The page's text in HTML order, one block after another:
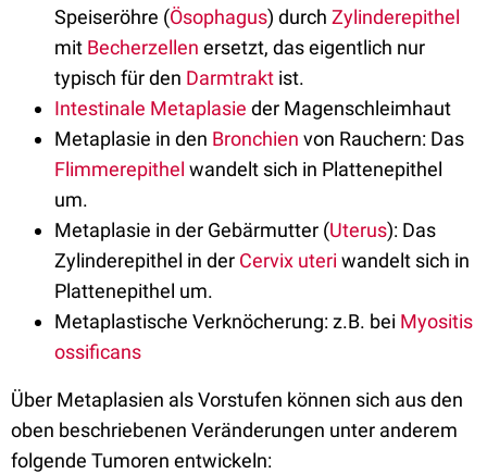
Speiseröhre (Ösophagus) durch Zylinderepithel
mit Becherzellen ersetzt, das eigentlich nur
typisch für den Darmtrakt ist.
Intestinale Metaplasie der Magenschleimhaut
Metaplasie in den Bronchien von Rauchern: Das
Flimmerepithel wandelt sich in Plattenepithel
um.
Metaplasie in der Gebärmutter (Uterus): Das
Zylinderepithel in der Cervix uteri wandelt sich in
Plattenepithel um.
Metaplastische Verknöcherung: z.B. bei Myositis
ossificans
Über Metaplasien als Vorstufen können sich aus den
oben beschriebenen Veränderungen unter anderem
folgende Tumoren entwickeln: